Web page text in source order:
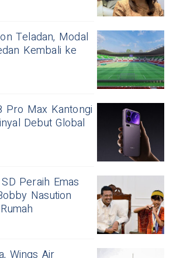
Teladan, Modal
Kembali ke
Pro Max Kantongi
Debut Global
Peraih Emas
Nasution
Wings Air